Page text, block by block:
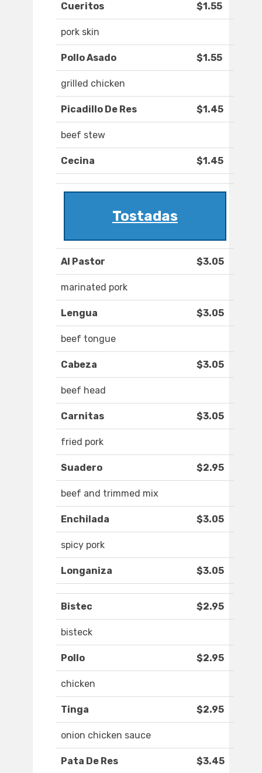
Cueritos $1.55
pork skin
Pollo Asado $1.55
grilled chicken
Picadillo De Res $1.45
beef stew
Cecina $1.45
Tostadas
Al Pastor $3.05
marinated pork
Lengua $3.05
beef tongue
Cabeza $3.05
beef head
Carnitas $3.05
fried pork
Suadero $2.95
beef and trimmed mix
Enchilada $3.05
spicy pork
Longaniza $3.05
Bistec $2.95
bisteck
Pollo $2.95
chicken
Tinga $2.95
onion chicken sauce
Pata De Res $3.45